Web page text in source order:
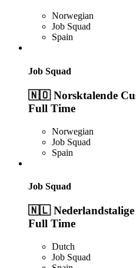
Norwegian
Job Squad
Spain
Job Squad
🇳🇴 Norsktalende
Full Time
Norwegian
Job Squad
Spain
Job Squad
🇳🇱 Nederlandstalige
Full Time
Dutch
Job Squad